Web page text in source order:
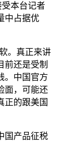
本台记者
中占据优
。真正来讲
前还是受制
。中国官方
面，可能还
正的跟美国
国产品征税